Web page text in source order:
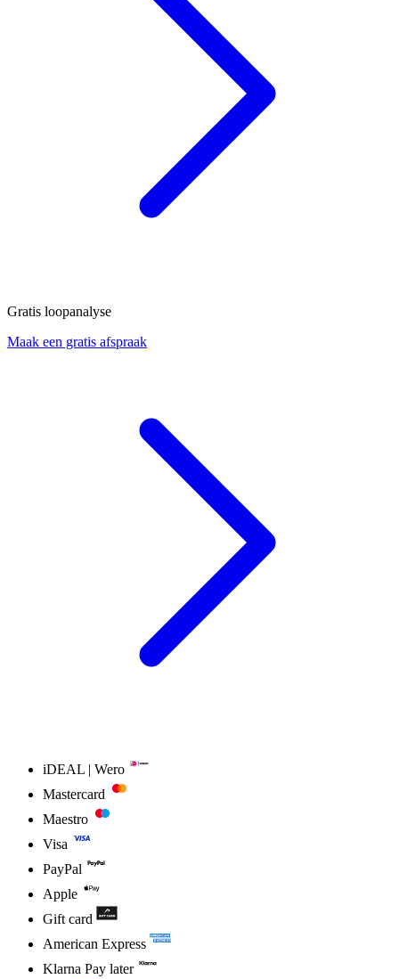
Gratis loopanalyse
Maak een gratis afspraak
iDEAL | Wero
Mastercard
Maestro
Visa
PayPal
Apple
Gift card
American Express
Klarna Pay later